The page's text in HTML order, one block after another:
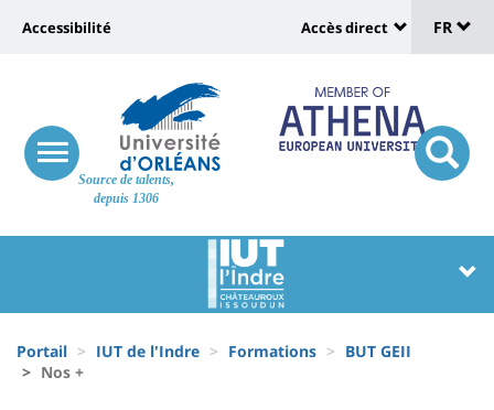
Site
Source de talents,
depuis 1306
Recherche
responsive
menu
button
Université
vers
page
accessibilité
Accessibilité
:
Shortcut
links
Accès direct
de
FR
Block
liste
d'Ariane
Portail IUT de l'Indre Formations
BUT GEII
Nos +